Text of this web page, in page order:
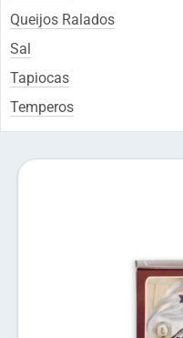
Queijos Ralados
Sal
Tapiocas
Temperos